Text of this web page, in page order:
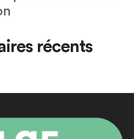
récents